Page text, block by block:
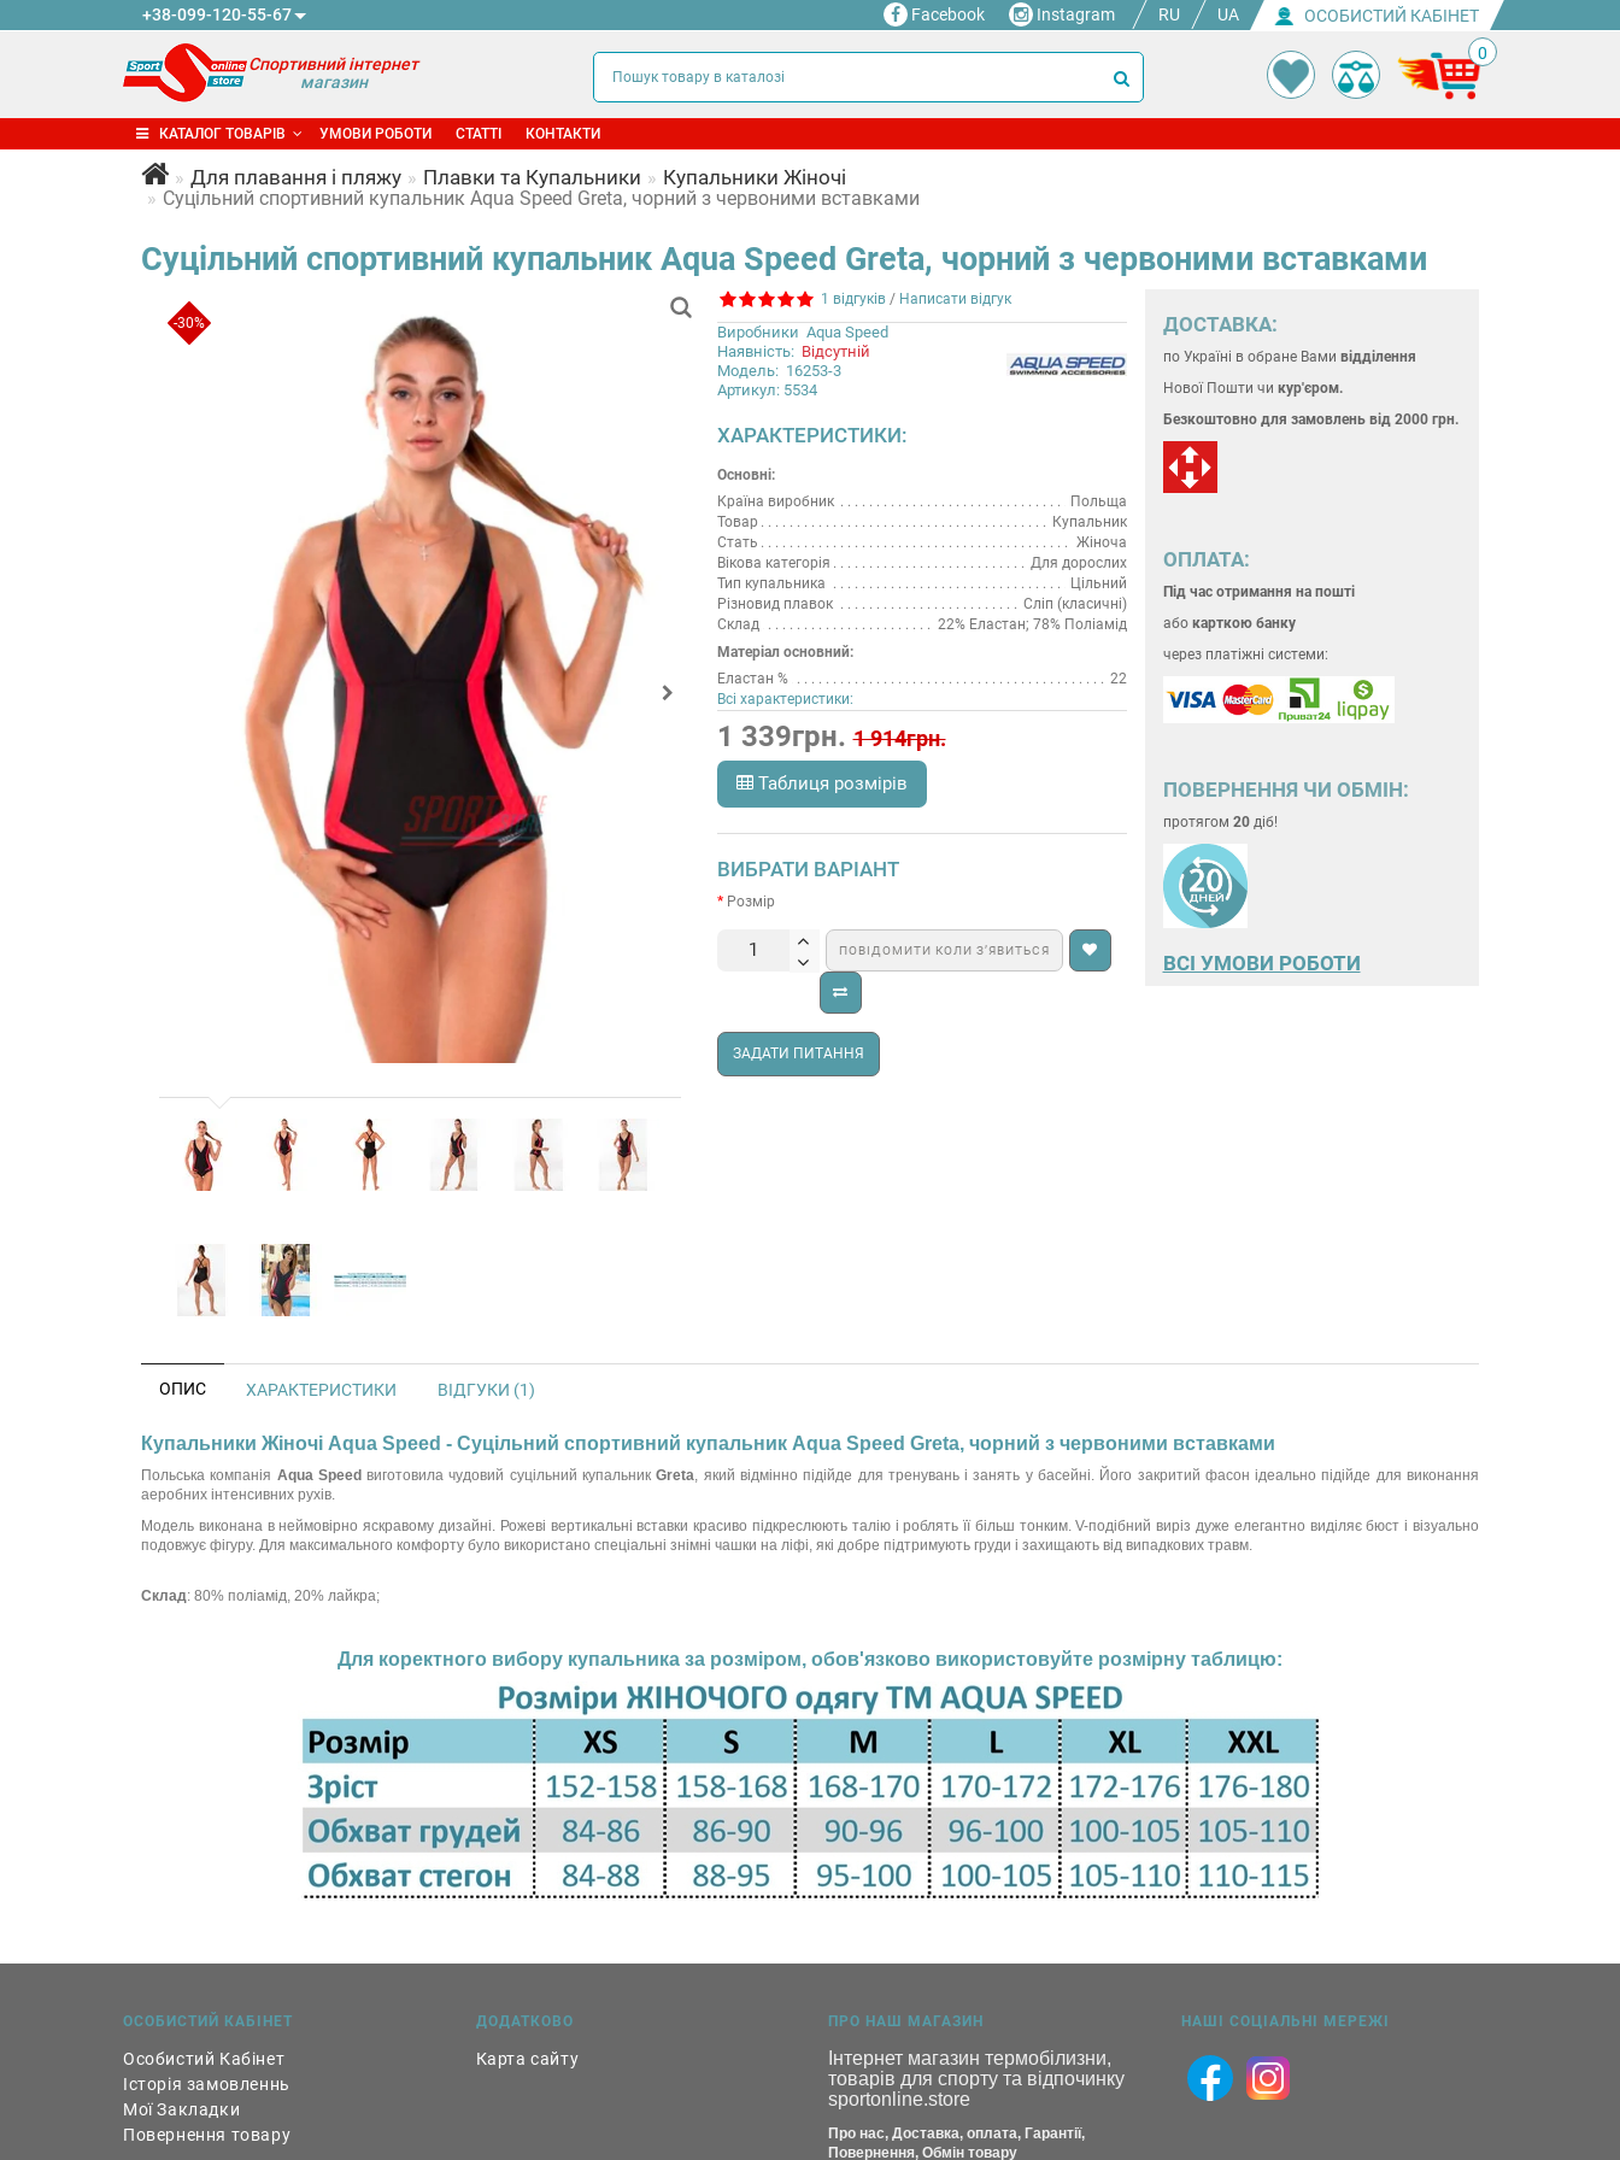
+38-099-120-55-67 Facebook Instagram RU UA ОСОБИСТИЙ КАБІНЕТ
Спортивний інтернет
магазин
0
КАТАЛОГ ТОВАРІВ УМОВИ РОБОТИ СТАТТІ КОНТАКТИ
Для плавання і пляжу Плавки та Купальники Купальники Жіночі
Суцільний спортивний купальник Aqua Speed Greta, чорний з червоними вставками
Суцільний спортивний купальник Aqua Speed Greta, чорний з червоними вставками
-30%
1 відгуків / Написати відгук
Виробники Aqua Speed
Наявність: Відсутній
Модель: 16253-3
Артикул: 5534
ХАРАКТЕРИСТИКИ:
Основні:
Країна виробник
Польща
Товар
Купальник
Стать
Жіноча
Вікова категорія
Для дорослих
Тип купальника
Цільний
Різновид плавок
Сліп (класичні)
Склад
22% Еластан; 78% Поліамід
Матеріал основний:
Еластан %
22
Всі характеристики:
1 339грн. 1 914грн.
Таблиця розмірів
ВИБРАТИ ВАРІАНТ
Розмір
ПОВІДОМИТИ КОЛИ З’ЯВИТЬСЯ
ЗАДАТИ ПИТАННЯ
ДОСТАВКА:
по Україні в обране Вами відділення
Нової Пошти чи кур'єром.
Безкоштовно для замовленьвід 2000 грн.
ОПЛАТА:
Під час отримання на пошті
або карткою банку
через платіжні системи:
ПОВЕРНЕННЯ ЧИ ОБМІН:
протягом 20діб!
ВСІ УМОВИ РОБОТИ
ОПИС ХАРАКТЕРИСТИКИ ВІДГУКИ (1)
Купальники Жіночі Aqua Speed - Суцільний спортивний купальник Aqua Speed Greta, чорний з червоними вставками
Польська компанія Aqua Speed виготовила чудовий суцільний купальникGreta, який відмінно підійде для тренувань і занять у басейні. Його закритий фасон ідеально підійде для виконання
аеробних інтенсивних рухів.
Модель виконана в неймовірно яскравому дизайні. Рожеві вертикальні вставки красиво підкреслюють талію і роблять її більш тонким. V-подібний виріз дуже елегантно виділяє бюст і візуально
подовжує фігуру. Для максимального комфорту було використано спеціальні знімні чашки на ліфі, які добре підтримують груди і захищають від випадкових травм.
Склад: 80% поліамід, 20% лайкра;
Для коректного вибору купальника за розміром, обов'язково використовуйте розмірну таблицю:
ОСОБИСТИЙ КАБІНЕТ
Особистий Кабінет
Історія замовленнь
Мої Закладки
Повернення товару
ДОДАТКОВО
Карта сайту
ПРО НАШ МАГАЗИН
Інтернет магазин термобілизни,
товарів для спорту та відпочинку
sportonline.store
Про нас, Доставка, оплата, Гарантії,
Повернення, Обмін товару
НАШІ СОЦІАЛЬНІ МЕРЕЖІ